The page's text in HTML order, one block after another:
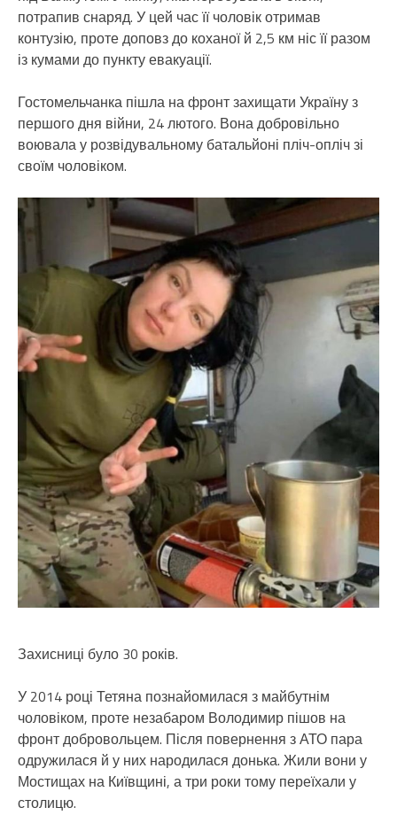
потрапив снаряд. У цей час її чоловік отримав
контузію, проте доповз до коханої й 2,5 км ніс її разом
із кумами до пункту евакуації.
Гостомельчанка пішла на фронт захищати Україну з
першого дня війни, 24 лютого. Вона добровільно
воювала у розвідувальному батальйоні пліч-опліч зі
своїм чоловіком.
Захисниці було 30 років.
У 2014 році Тетяна познайомилася з майбутнім
чоловіком, проте незабаром Володимир пішов на
фронт добровольцем. Після повернення з АТО пара
одружилася й у них народилася донька. Жили вони у
Мостищах на Київщині, а три роки тому переїхали у
столицю.